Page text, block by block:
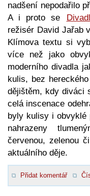
nadšení nepodařilo
A i proto se
režisér David Jařab
Klímova textu si
více než jako
moderního divadla
kulis, bez
dějištěm, kdy diváci
celá inscenace
byly kulisy i obvyklé
nahrazeny
červenou, zelenou
aktuálního děje.
Přidat komentář